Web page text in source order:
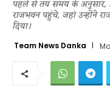
पहले से तय समय के अनुसार,
राजभवन पहुंचे, जहां उन्होंने
दिया।
Team News Danka